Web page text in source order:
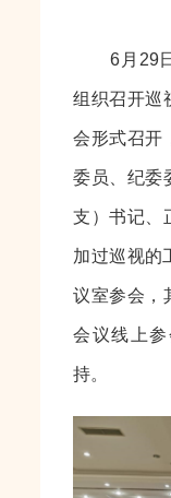
6月29日
组织召开巡
会形式召开
委员、纪委
支）书记、
加过巡视的
议室参会，
会议线上
持。